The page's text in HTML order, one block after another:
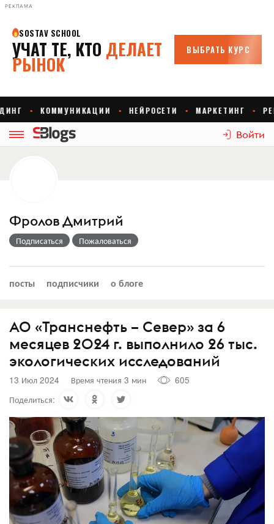
РЕКЛАМА
Войти
Фролов Дмитрий
Подписаться Пожаловаться
посты подписчики о блоге
АО «Транснефть – Север» за 6
месяцев 2024 г. выполнило 26 тыс.
экологических исследований
13 Июл 2024 Время чтения 3 мин
605
Поделиться: